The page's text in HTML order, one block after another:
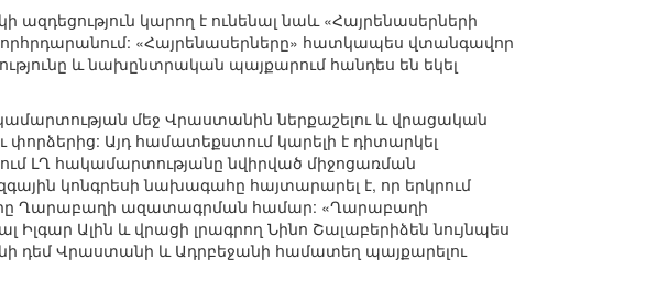
կարող է ունենալ նաև «Հայրենասերների
«Հայրենասերները» հատկապես վտանգավոր
և նախընտրական պայքարում հանդես են եկել
մեջ Վրաստանին ներքաշելու և վրացական
փորձերից: Այդ համատեքստում կարելի է դիտարկել
ԼՂ հակամարտությանը նվիրված միջոցառման
կոնգրեսի նախագահը հայտարարել է, որ երկրում
Ղարաբաղի ազատագրման համար: «Ղարաբաղի
Ալին և վրացի լրագրող Նինո Շալաբերիձեն նույնպես
դեմ Վրաստանի և Ադրբեջանի համատեղ պայքարելու